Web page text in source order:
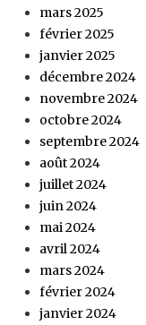
mars 2025
février 2025
janvier 2025
décembre 2024
novembre 2024
octobre 2024
septembre 2024
août 2024
juillet 2024
juin 2024
mai 2024
avril 2024
mars 2024
février 2024
janvier 2024